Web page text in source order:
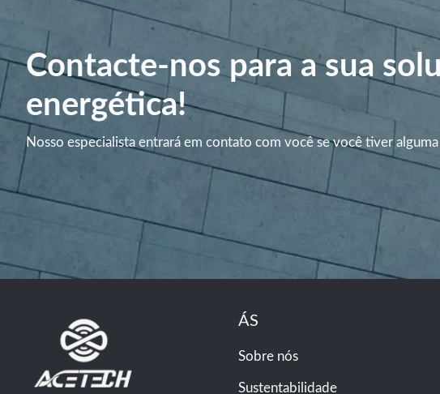
Contacte-nos para a sua
energética!
Nosso especialista entrará em contato com você se você tiver
ÁS
Sobre nós
Sustentabilidade